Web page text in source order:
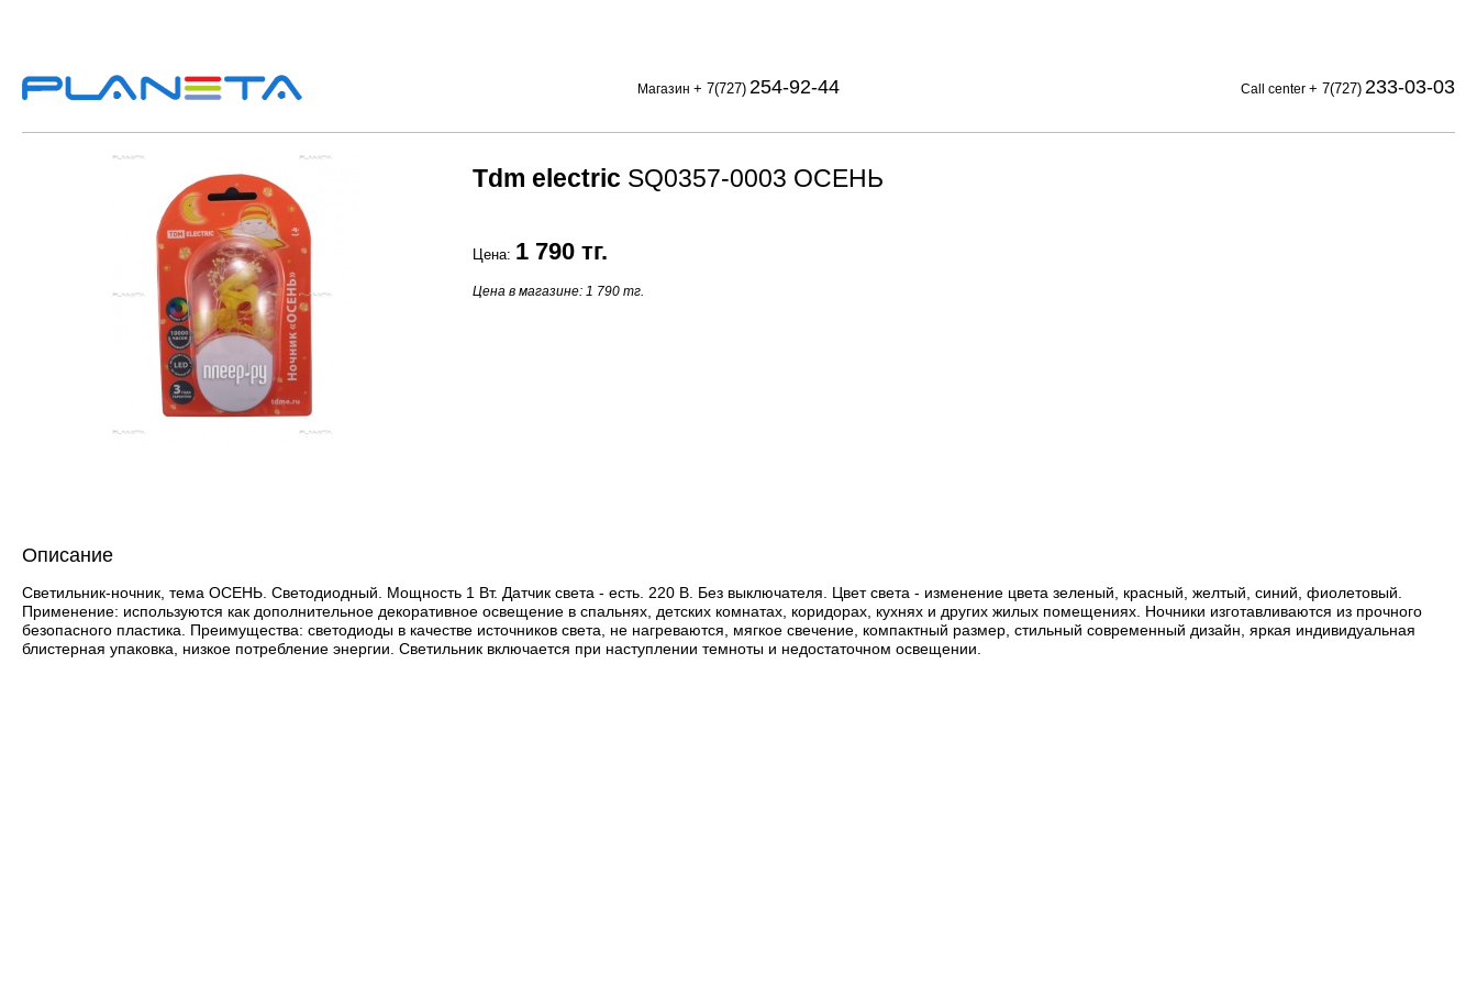
Магазин + 7(727) 254-92-44 Call center + 7(727) 233-03-03
Tdm electric SQ0357-0003 ОСЕНЬ
Цена: 1 790 тг.
Цена в магазине: 1 790 тг.
Описание
Светильник-ночник, тема ОСЕНЬ. Светодиодный. Мощность 1 Вт. Датчик света - есть. 220 В. Без выключателя. Цвет света - изменение цвета зеленый, красный, желтый, синий, фиолетовый.
Применение: используются как дополнительное декоративное освещение в спальнях, детских комнатах, коридорах, кухнях и других жилых помещениях. Ночники изготавливаются из прочного
безопасного пластика. Преимущества: светодиоды в качестве источников света, не нагреваются, мягкое свечение, компактный размер, стильный современный дизайн, яркая индивидуальная
блистерная упаковка, низкое потребление энергии. Светильник включается при наступлении темноты и недостаточном освещении.